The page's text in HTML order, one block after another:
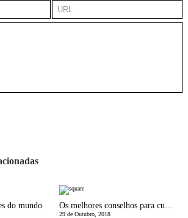
do mundo
29 de Outubro, 2018